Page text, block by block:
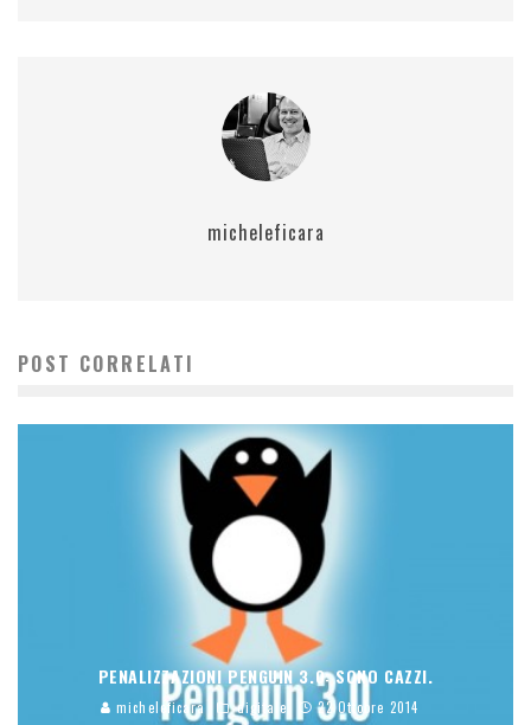
micheleficara
POST CORRELATI
PENALIZZAZIONI PENGUIN 3.0: SONO CAZZI.
micheleficara digitale 22 Ottobre 2014